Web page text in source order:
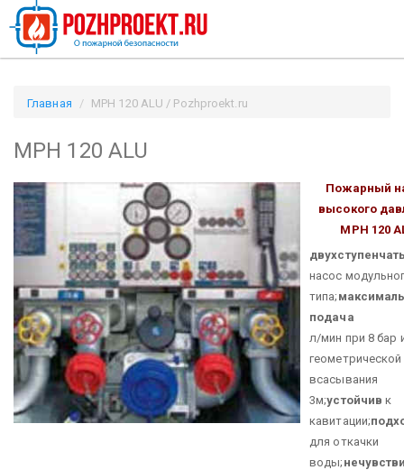
Главная MPH 120 ALU / Pozhproekt.ru
MPH 120 ALU
Пожарный
высокого
MPH 120
насос
типа;
подача
л/мин при 8 бар
всасывания
3м;устойчив к
кавитации;
для откачки
воды;